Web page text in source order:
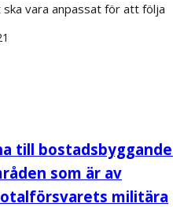
vara anpassat för att följa
till
som är av
militära